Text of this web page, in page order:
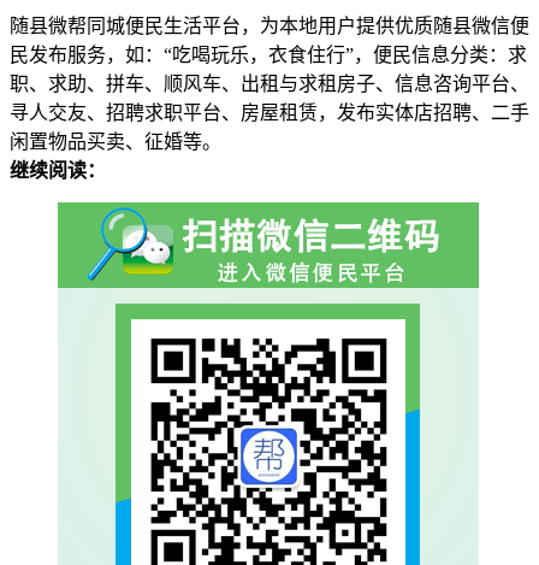
随县微帮同城便民生活平台，为本地用户提供优质随县微信便
民发布服务，如：“吃喝玩乐，衣食住行”，便民信息分类：求
职、求助、拼车、顺风车、出租与求租房子、信息咨询平台、
寻人交友、招聘求职平台、房屋租赁，发布实体店招聘、二手
闲置物品买卖、征婚等。
继续阅读：